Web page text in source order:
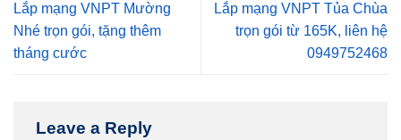
Lắp mạng VNPT Mường
Nhé trọn gói, tặng thêm
tháng cước
Lắp mạng VNPT Tủa Chùa
trọn gói từ 165K, liên hệ
0949752468
Leave a Reply